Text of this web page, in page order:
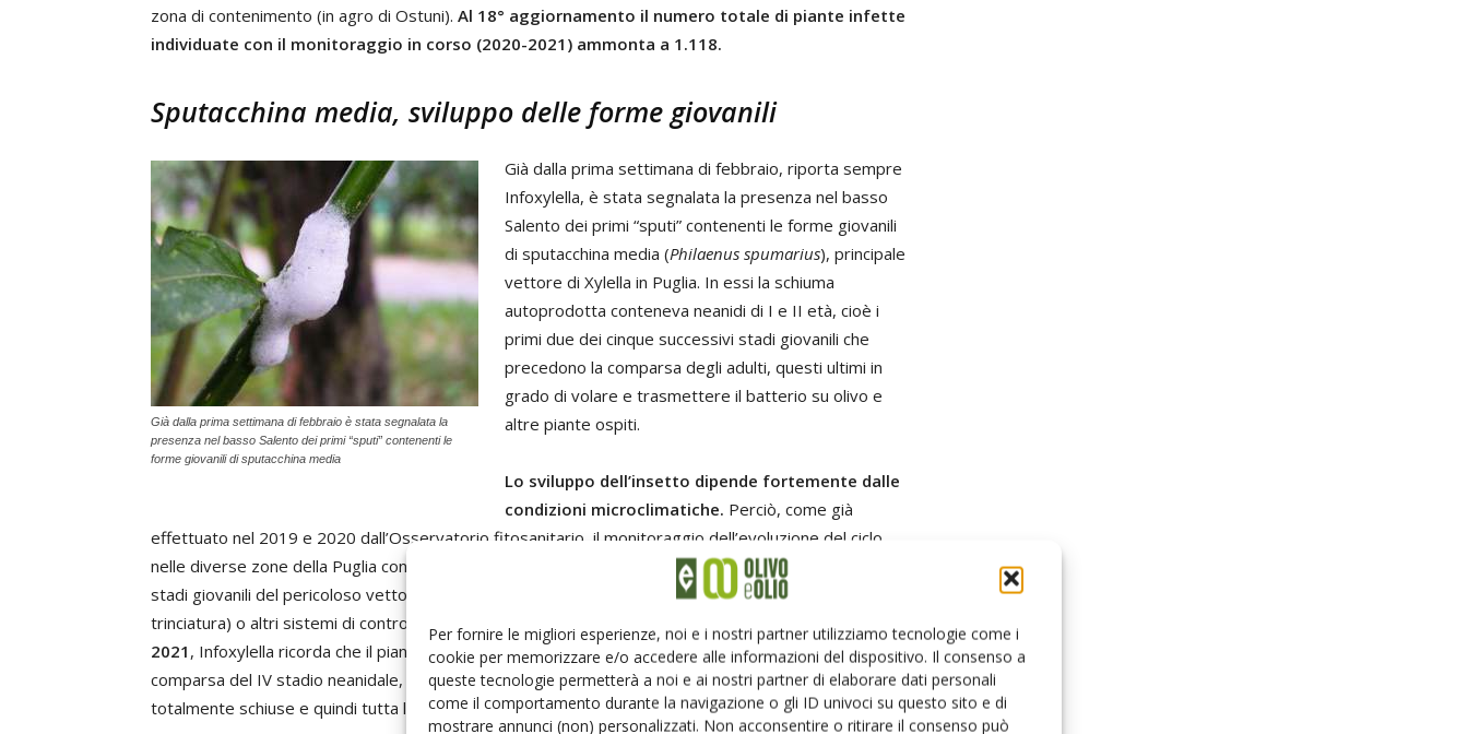
Per fornire le migliori esperienze, noi e i nostri partner utilizziamo tecnologie come i
cookie per memorizzare e/o accedere alle informazioni del dispositivo. Il consenso a
queste tecnologie permetterà a noi e ai nostri partner di elaborare dati personali
come il comportamento durante la navigazione o gli ID univoci su questo sito e di
mostrare annunci (non) personalizzati. Non acconsentire o ritirare il consenso può
zona di contenimento (in agro di Ostuni). Al 18° aggiornamento il numero totale di piante infette
individuate con il monitoraggio in corso (2020-2021) ammonta a 1.118.
Sputacchina media, sviluppo delle forme giovanili
Già dalla prima settimana di febbraio è stata segnalata la
presenza nel basso Salento dei primi “sputi” contenenti le
forme giovanili di sputacchina media
Già dalla prima settimana di febbraio, riporta sempre
Infoxylella, è stata segnalata la presenza nel basso
Salento dei primi “sputi” contenenti le forme giovanili
di sputacchina media (Philaenus spumarius), principale
vettore di Xylella in Puglia. In essi la schiuma
autoprodotta conteneva neanidi di I e II età, cioè i
primi due dei cinque successivi stadi giovanili che
precedono la comparsa degli adulti, questi ultimi in
grado di volare e trasmettere il batterio su olivo e
altre piante ospiti.
Lo sviluppo dell’insetto dipende fortemente dalle
condizioni microclimatiche. Perciò, come già
effettuato nel 2019 e 2020 dall’Osservatorio fitosanitario, il monitoraggio dell’evoluzione del ciclo
nelle diverse zone della Puglia consentirà di individuare il momento più opportuno per la lotta agli
stadi giovanili del pericoloso vettore mediante lavorazioni del terreno (aratura superficiale o
trinciatura) o altri sistemi di controllo principalmente fisici. In attesa del
nuovo Piano regionale per il
2021 , Infoxylella ricorda che il piano del 2020 consigliava l’intervento in corrispondenza della
comparsa del IV stadio neanidale, solitamente nel mese di aprile, cioè quando le uova sono
totalmente schiuse e quindi tutta la popolazione si trova nei diversi stadi giovanili.